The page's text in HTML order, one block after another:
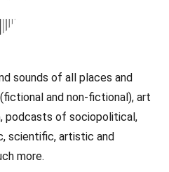
sounds of all places and
and non-fictional), art
podcasts of sociopolitical,
scientific, artistic and
more.